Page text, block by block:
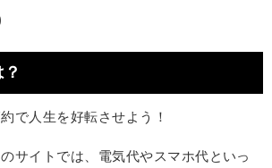
で人生を好転させよう！
のサイトでは、電気代やスマホ代といっ